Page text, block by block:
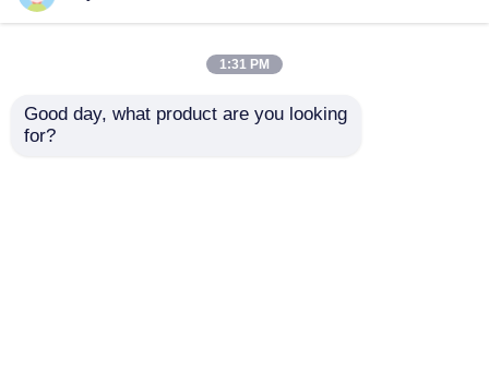
1:31 PM
Good day, what product are you looking
for?